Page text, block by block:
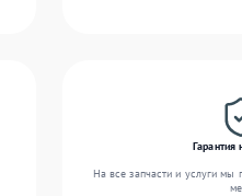
Гарантия
На все запчасти и услуги мы